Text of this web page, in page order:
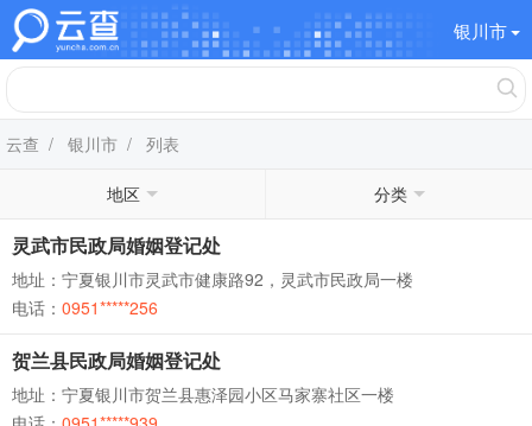
银川市
云查 / 银川市 / 列表
地区 分类
灵武市民政局婚姻登记处
地址：宁夏银川市灵武市健康路92，灵武市民政局一楼
电话： 0951*****256
贺兰县民政局婚姻登记处
地址：宁夏银川市贺兰县惠泽园小区马家寨社区一楼